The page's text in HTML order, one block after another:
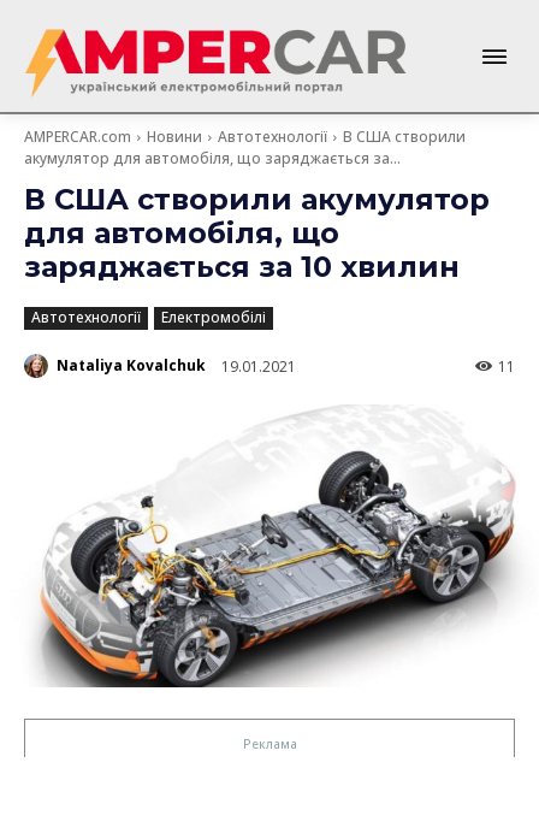
AMPERCAR.com Новини Автотехнології
В США створили
акумулятор для автомобіля, що заряджається за...
В США створили акумулятор
для автомобіля, що
заряджається за 10 хвилин
Автотехнології Електромобілі
Nataliya Kovalchuk 19.01.2021 11